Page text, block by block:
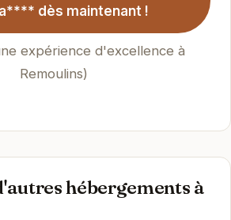
dès maintenant !
expérience d'excellence à
Remoulins)
hébergements à